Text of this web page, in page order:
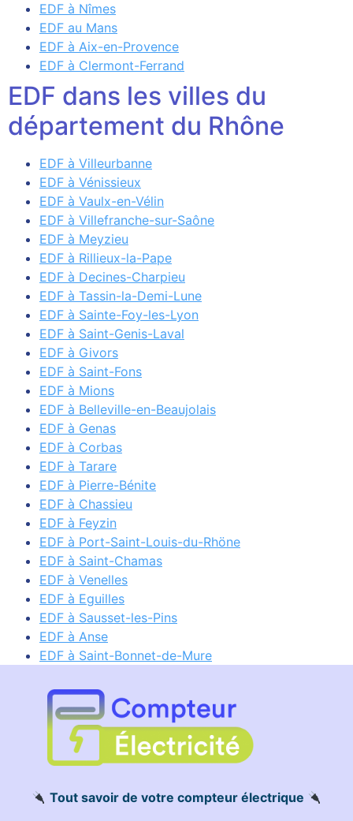
EDF à Nîmes
EDF au Mans
EDF à Aix-en-Provence
EDF à Clermont-Ferrand
EDF dans les villes du
département du Rhône
EDF à Villeurbanne
EDF à Vénissieux
EDF à Vaulx-en-Vélin
EDF à Villefranche-sur-Saône
EDF à Meyzieu
EDF à Rillieux-la-Pape
EDF à Decines-Charpieu
EDF à Tassin-la-Demi-Lune
EDF à Sainte-Foy-les-Lyon
EDF à Saint-Genis-Laval
EDF à Givors
EDF à Saint-Fons
EDF à Mions
EDF à Belleville-en-Beaujolais
EDF à Genas
EDF à Corbas
EDF à Tarare
EDF à Pierre-Bénite
EDF à Chassieu
EDF à Feyzin
EDF à Port-Saint-Louis-du-Rhöne
EDF à Saint-Chamas
EDF à Venelles
EDF à Eguilles
EDF à Sausset-les-Pins
EDF à Anse
EDF à Saint-Bonnet-de-Mure
Tout savoir de votre compteur électrique